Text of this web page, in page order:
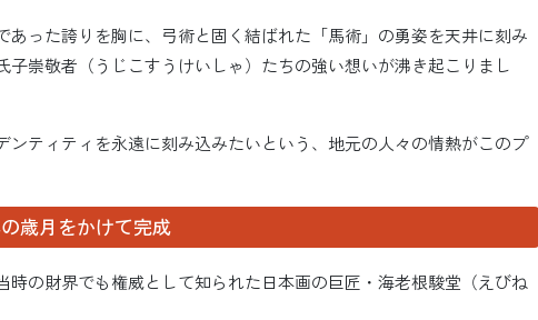
あった誇りを胸に、弓術と固く結ばれた「馬術」の勇姿を天井に刻み
崇敬者（うじこすうけいしゃ）たちの強い想いが沸き起こりまし
ンティティを永遠に刻み込みたいという、地元の人々の情熱がこのプ
歳月をかけて完成
時の財界でも権威として知られた日本画の巨匠・海老根駿堂（えびね